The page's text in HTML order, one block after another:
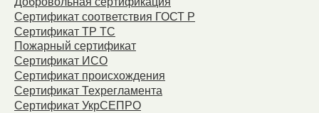
Сертификат соответствия ГОСТ Р
Сертификат ТР ТС
Пожарный сертификат
Сертификат ИСО
Сертификат происхождения
Сертификат Техрегламента
Сертификат УкрСЕПРО